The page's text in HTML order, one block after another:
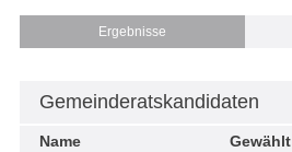
Ergebnisse
Gemeinderatskandidaten
Name Gewählt